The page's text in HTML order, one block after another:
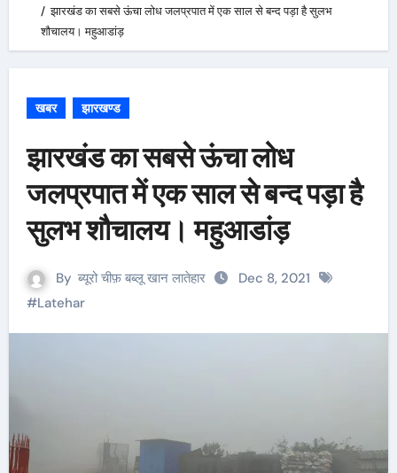
झारखंड का सबसे ऊंचा लोध जलप्रपात में एक साल से बन्द पड़ा है सुलभ
शौचालय। महुआडांड़
खबर झारखण्ड
झारखंड का सबसे ऊंचा लोध
जलप्रपात में एक साल से बन्द पड़ा है
सुलभ शौचालय। महुआडांड़
By ब्यूरो चीफ़ बब्लू खान लातेहार
Dec 8, 2021
#Latehar